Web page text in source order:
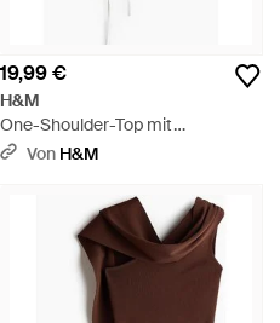
19,99 €
H&M
One-Shoulder-Top mit
Spitzenbesatz - Weiß
Von H&M